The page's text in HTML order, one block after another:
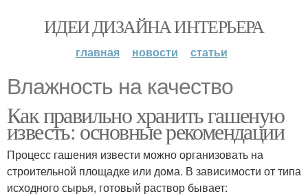
ИДЕИ ДИЗАЙНА ИНТЕРЬЕРА
главная новости статьи
Влажность на качество
Как правильно хранить гашеную
известь: основные рекомендации
Процесс гашения извести можно организовать на
строительной площадке или дома. В зависимости от типа
исходного сырья, готовый раствор бывает: